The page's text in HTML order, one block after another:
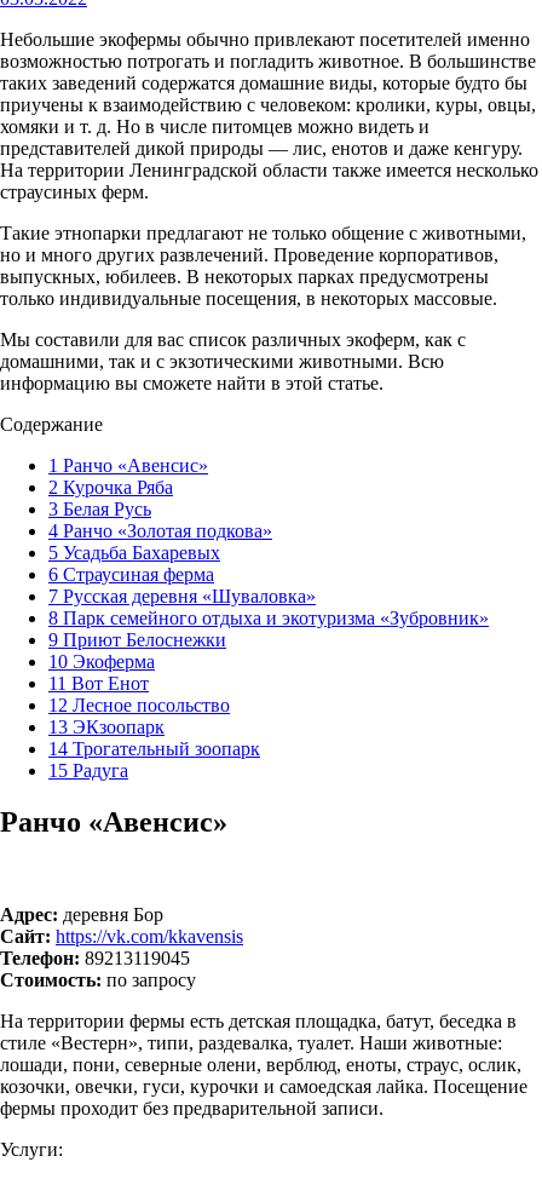
Небольшие экофермы обычно привлекают посетителей именно
возможностью потрогать и погладить животное. В большинстве
таких заведений содержатся домашние виды, которые будто бы
приучены к взаимодействию с человеком: кролики, куры, овцы,
хомяки и т. д. Но в числе питомцев можно видеть и
представителей дикой природы — лис, енотов и даже кенгуру.
На территории Ленинградской области также имеется несколько
страусиных ферм.
Такие этнопарки предлагают не только общение с животными,
но и много других развлечений. Проведение корпоративов,
выпускных, юбилеев. В некоторых парках предусмотрены
только индивидуальные посещения, в некоторых массовые.
Мы составили для вас список различных экоферм, как с
домашними, так и с экзотическими животными. Всю
информацию вы сможете найти в этой статье.
Содержание
1 Ранчо «Авенсис»
2 Курочка Ряба
3 Белая Русь
4 Ранчо «Золотая подкова»
5 Усадьба Бахаревых
6 Страусиная ферма
7 Русская деревня «Шуваловка»
8 Парк семейного отдыха и экотуризма «Зубровник»
9 Приют Белоснежки
10 Экоферма
11 Вот Енот
12 Лесное посольство
13 ЭКзоопарк
14 Трогательный зоопарк
15 Радуга
Ранчо «Авенсис»
Адрес: деревня Бор
Сайт: https://vk.com/kkavensis
Телефон: 89213119045
Стоимость: по запросу
На территории фермы есть детская площадка, батут, беседка в
стиле «Вестерн», типи, раздевалка, туалет. Наши животные:
лошади, пони, северные олени, верблюд, еноты, страус, ослик,
козочки, овечки, гуси, курочки и самоедская лайка. Посещение
фермы проходит без предварительной записи.
Услуги: